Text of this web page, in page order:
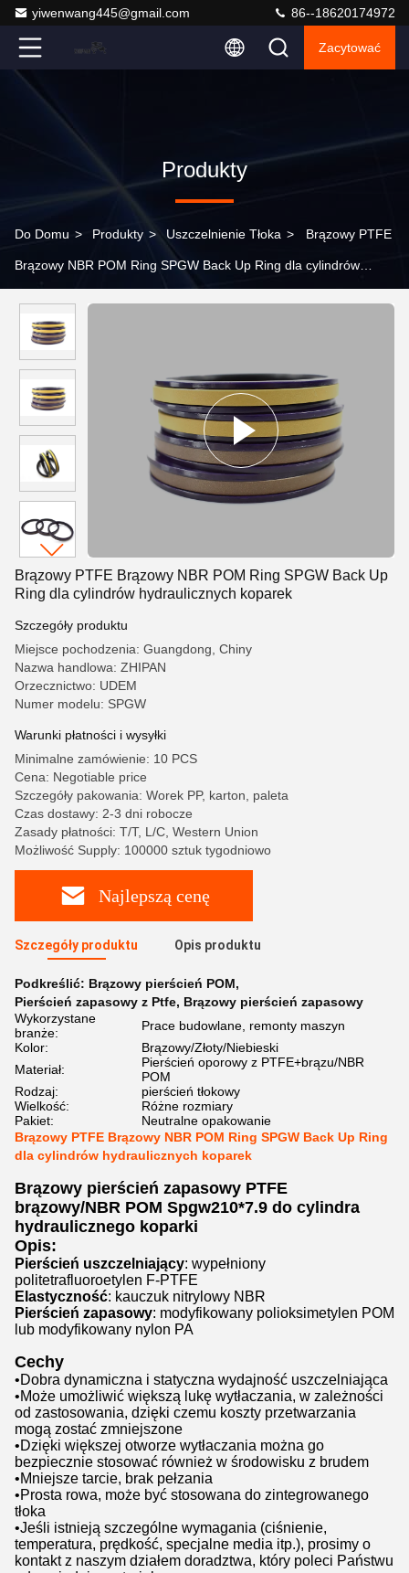
yiwenwang445@gmail.com 86--18620174972
Zacytować
Produkty
Do Domu > Produkty > Uszczelnienie Tłoka > Brązowy PTFE
Brązowy NBR POM Ring SPGW Back Up Ring dla cylindrów
Brązowy PTFE Brązowy NBR POM Ring SPGW Back Up
Ring dla cylindrów hydraulicznych koparek
Szczegóły produktu
Miejsce pochodzenia: Guangdong, Chiny
Nazwa handlowa: ZHIPAN
Orzecznictwo: UDEM
Numer modelu: SPGW
Warunki płatności i wysyłki
Minimalne zamówienie: 10 PCS
Cena: Negotiable price
Szczegóły pakowania: Worek PP, karton, paleta
Czas dostawy: 2-3 dni robocze
Zasady płatności: T/T, L/C, Western Union
Możliwość Supply: 100000 sztuk tygodniowo
Najlepszą cenę
Szczegóły produktu Opis produktu
Podkreślić: Brązowy pierścień POM,
Pierścień zapasowy z Ptfe, Brązowy pierścień zapasowy
Wykorzystane
branże:
Prace budowlane, remonty maszyn
Kolor:
Brązowy/Złoty/Niebieski
Materiał:
Pierścień oporowy z PTFE+brązu/NBR
POM
Rodzaj:
pierścień tłokowy
Wielkość:
Różne rozmiary
Pakiet:
Neutralne opakowanie
Brązowy PTFE Brązowy NBR POM Ring SPGW Back Up Ring
dla cylindrów hydraulicznych koparek
Brązowy pierścień zapasowy PTFE
brązowy/NBR POM Spgw210*7.9 do cylindra
hydraulicznego koparki
Opis:
Pierścień uszczelniający: wypełniony
politetrafluoroetylen F-PTFE
Elastyczność: kauczuk nitrylowy NBR
Pierścień zapasowy: modyfikowany polioksimetylen POM
lub modyfikowany nylon PA
Cechy
•Dobra dynamiczna i statyczna wydajność uszczelniająca
•Może umożliwić większą lukę wytłaczania, w zależności
od zastosowania, dzięki czemu koszty przetwarzania
mogą zostać zmniejszone
•Dzięki większej otworze wytłaczania można go
bezpiecznie stosować również w środowisku z brudem
•Mniejsze tarcie, brak pełzania
•Prosta rowa, może być stosowana do zintegrowanego
tłoka
•Jeśli istnieją szczególne wymagania (ciśnienie,
temperatura, prędkość, specjalne media itp.), prosimy o
kontakt z naszym działem doradztwa, który poleci Państwu